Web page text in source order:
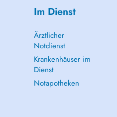
Im Dienst
Ärztlicher
Notdienst
Krankenhäuser im
Dienst
Notapotheken